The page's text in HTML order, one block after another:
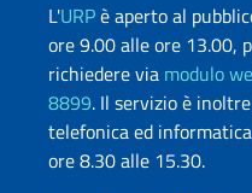
L'URPè aperto al
ore 9.00 alle ore 13.00,
richiedere via modulo
8899. Il servizio è
telefonica ed
ore 8.30 alle 15.30.